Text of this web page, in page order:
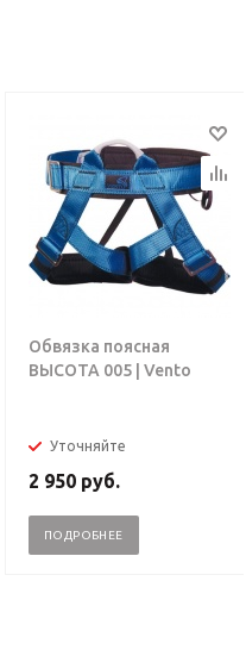
Обвязка поясная
ВЫСОТА 005 | Vento
Уточняйте
2 950 руб.
ПОДРОБНЕЕ